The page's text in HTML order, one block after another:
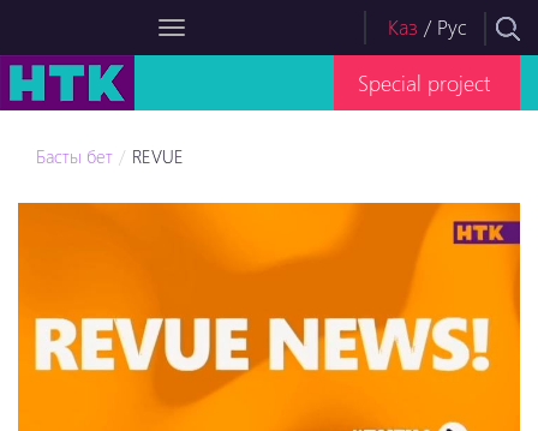
Каз / Рус
Special project
Басты бет REVUE